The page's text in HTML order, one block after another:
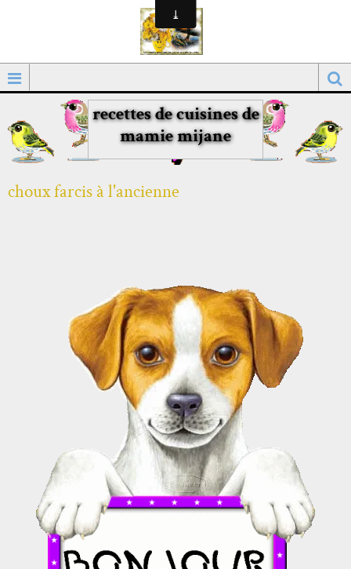
recettes de cuisines de
mamie mijane
choux farcis à l'ancienne